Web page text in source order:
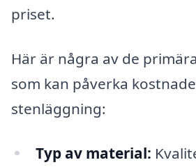
priset.
Här är några av de
som kan påverka
stenläggning:
Typ av material: